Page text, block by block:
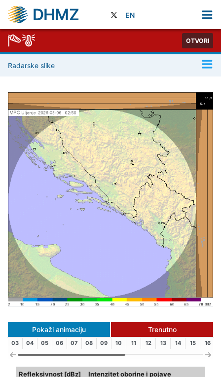
DHMZ EN
OTVORI
Radarske slike
Pokaži animaciju Trenutno
03 04 05 06 07 08 09 10 11 12 13 14 15 16
Refleksivnost [dBz]
Intenzitet oborine i pojave